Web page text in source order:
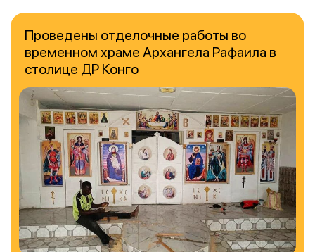
Проведены отделочные работы во
временном храме Архангела Рафаила в
столице ДР Конго